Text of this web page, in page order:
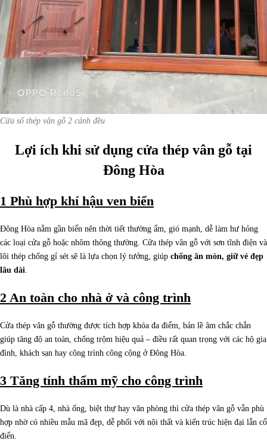
Cửa sổ thép vân gỗ 2 cánh đều
Lợi ích khi sử dụng cửa thép vân gỗ tại
Đông Hòa
1 Phù hợp khí hậu ven biển
Đông Hòa nằm gần biển nên thời tiết thường ẩm, gió mạnh, dễ làm hư hỏng
các loại cửa gỗ hoặc nhôm thông thường. Cửa thép vân gỗ với sơn tĩnh điện và
lõi thép chống gỉ sét sẽ là lựa chọn lý tưởng, giúp chống ăn mòn, giữ vẻ đẹp
lâu dài.
2 An toàn cho nhà ở và công trình
Cửa thép vân gỗ thường được tích hợp khóa đa điểm, bản lề âm chắc chắn
giúp tăng độ an toàn, chống trộm hiệu quả – điều rất quan trọng với các hộ gia
đình, khách sạn hay công trình công cộng ở Đông Hòa.
3 Tăng tính thẩm mỹ cho công trình
Dù là nhà cấp 4, nhà ống, biệt thự hay văn phòng thì cửa thép vân gỗ vẫn phù
hợp nhờ có nhiều mẫu mã đẹp, dễ phối với nội thất và kiến trúc hiện đại lẫn cổ
điển.